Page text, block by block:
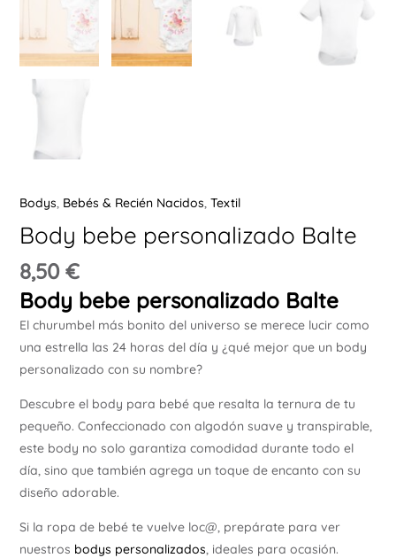
Bodys, Bebés & Recién Nacidos, Textil
Body bebe personalizado Balte
8,50 €
Body bebe personalizado Balte
El churumbel más bonito del universo se merece lucir como
una estrella las 24 horas del día y ¿qué mejor que un body
personalizado con su nombre?
Descubre el body para bebé que resalta la ternura de tu
pequeño. Confeccionado con algodón suave y transpirable,
este body no solo garantiza comodidad durante todo el
día, sino que también agrega un toque de encanto con su
diseño adorable.
Si la ropa de bebé te vuelve loc@, prepárate para ver
nuestros bodys personalizados, ideales para ocasión.